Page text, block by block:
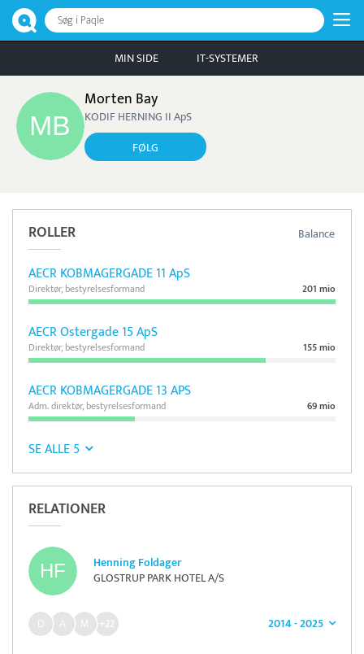
Søg i Paqle
MIN SIDE IT-SYSTEMER
Morten Bay
KODIF HERNING II ApS
FØLG
Balance
ROLLER
AECR KOBMAGERGADE 11 ApS
201 mio
Direktør, bestyrelsesformand
AECR Ostergade 15 ApS
155 mio
Direktør, bestyrelsesformand
AECR KOBMAGERGADE 13 APS
69 mio
Adm. direktør, bestyrelsesformand
SE ALLE 5
RELATIONER
Henning Foldager
GLOSTRUP PARK HOTEL A/S
2014 - 2025
+22